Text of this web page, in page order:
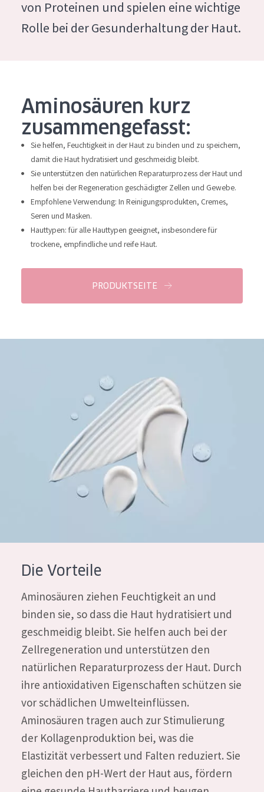
Feuchtigkeit und Ausstrahlung
Faltenreduzierung
PRODUKTTYP
Tagescreme
Nachtcreme
Augencreme
Serum
Reinigung
Lift+
Normale bis trockene Haut
Mischhaut und fettige Haut
Der Sonne ausgesetzte Haut
Alter: 35 to 55
Reife Haut
von Proteinen und spielen eine wichtige
Rolle bei der Gesunderhaltung der Haut.
Aminosäuren kurz
zusammengefasst:
Sie helfen, Feuchtigkeit in der Haut zu binden und zu speichern,
damit die Haut hydratisiert und geschmeidig bleibt.
Sie unterstützen den natürlichen Reparaturprozess der Haut und
helfen bei der Regeneration geschädigter Zellen und Gewebe.
Empfohlene Verwendung: In Reinigungsprodukten, Cremes,
Seren und Masken.
Hauttypen: für alle Hauttypen geeignet, insbesondere für
trockene, empfindliche und reife Haut.
PRODUKTSEITE
Die Vorteile
Aminosäuren ziehen Feuchtigkeit an und
binden sie, so dass die Haut hydratisiert und
geschmeidig bleibt. Sie helfen auch bei der
Zellregeneration und unterstützen den
natürlichen Reparaturprozess der Haut. Durch
ihre antioxidativen Eigenschaften schützen sie
vor schädlichen Umwelteinflüssen.
Aminosäuren tragen auch zur Stimulierung
der Kollagenproduktion bei, was die
Elastizität verbessert und Falten reduziert. Sie
gleichen den pH-Wert der Haut aus, fördern